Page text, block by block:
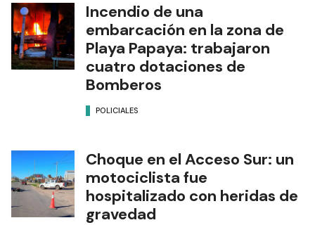
Incendio de una
embarcación en la zona de
Playa Papaya: trabajaron
cuatro dotaciones de
Bomberos
POLICIALES
Choque en el Acceso Sur: un
motociclista fue
hospitalizado con heridas de
gravedad